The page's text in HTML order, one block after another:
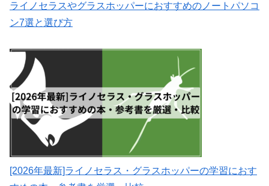
ライノセラスやグラスホッパーにおすすめのノートパソコ
ン7選と選び方
[2026年最新]ライノセラス・グラスホッパーの学習におす